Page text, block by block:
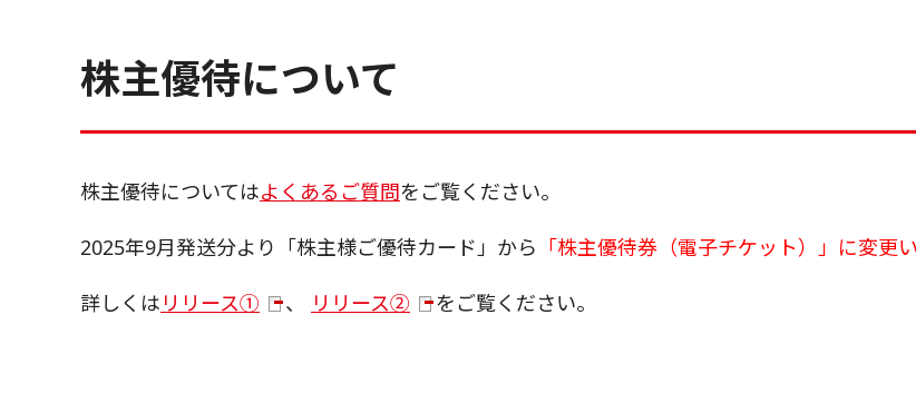
株主優待について
株主優待についてはよくあるご質問をご覧ください。
2025年9月発送分より「株主様ご優待カード」から 「株主優待券（電子チケット）」に変更
詳しくは リリース① 、 リリース② をご覧ください。